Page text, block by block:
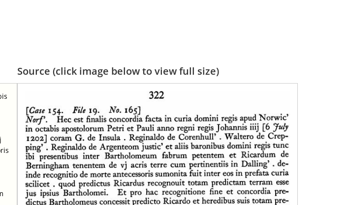
Source (click image below to view full size)